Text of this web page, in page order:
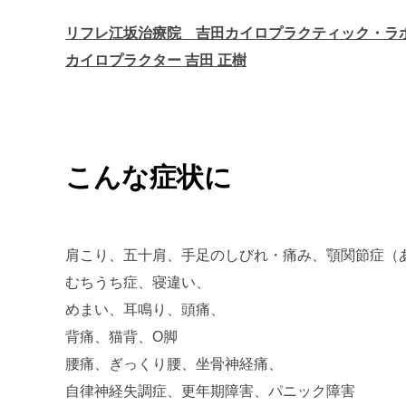
リフレ江坂治療院 吉田カイロプラクティック・ラ
カイロプラクター 吉田 正樹
こんな症状に
肩こり、五十肩、手足のしびれ・痛み、顎関節症（
むちうち症、寝違い、
めまい、耳鳴り、頭痛、
背痛、猫背、O脚
腰痛、ぎっくり腰、坐骨神経痛、
自律神経失調症、更年期障害、パニック障害